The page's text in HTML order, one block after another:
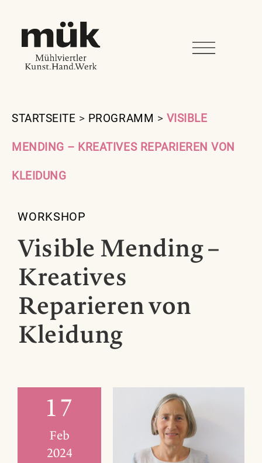
STARTSEITE > PROGRAMM > VISIBLE
MENDING – KREATIVES REPARIEREN VON
KLEIDUNG
WORKSHOP
Visible Mending –
Kreatives
Reparieren von
Kleidung
17
Feb
2024